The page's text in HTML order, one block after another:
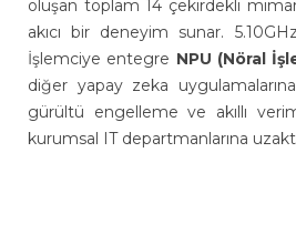
oluşan toplam 14 çekirdekli
akıcı bir deneyim sunar.
İşlemciye entegre NPU (Nöral
diğer yapay zeka
gürültü engelleme ve akıllı
kurumsal IT departmanlarına